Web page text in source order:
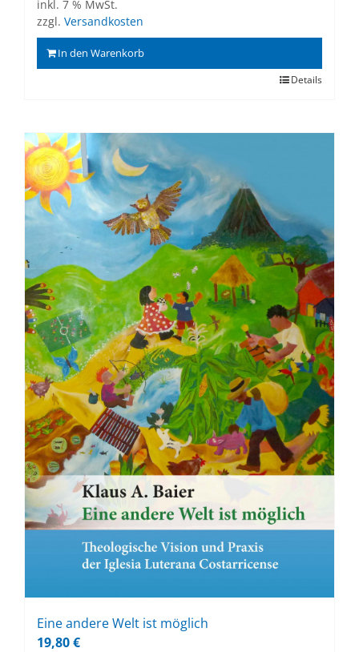
inkl. 7 % MwSt.
zzgl. Versandkosten
In den Warenkorb
Details
Eine an­de­re Welt ist mög­lich
19,80€